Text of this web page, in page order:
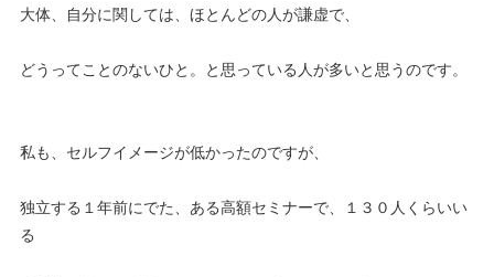
大体、自分に関しては、ほとんどの人が謙虚で、
どうってことのないひと。と思っている人が多いと思うのです。
私も、セルフイメージが低かったのですが、
独立する１年前にでた、ある高額セミナーで、１３０人くらいい
る